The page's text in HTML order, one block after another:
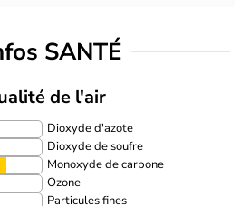
SANTÉ
de l'air
Dioxyde d'azote
Dioxyde de soufre
Monoxyde de carbone
Ozone
Particules fines